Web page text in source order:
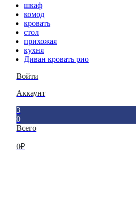
шкаф
комод
кровать
стол
прихожая
кухня
Диван кровать рио
Войти
Аккаунт
3
0
Всего
0₽